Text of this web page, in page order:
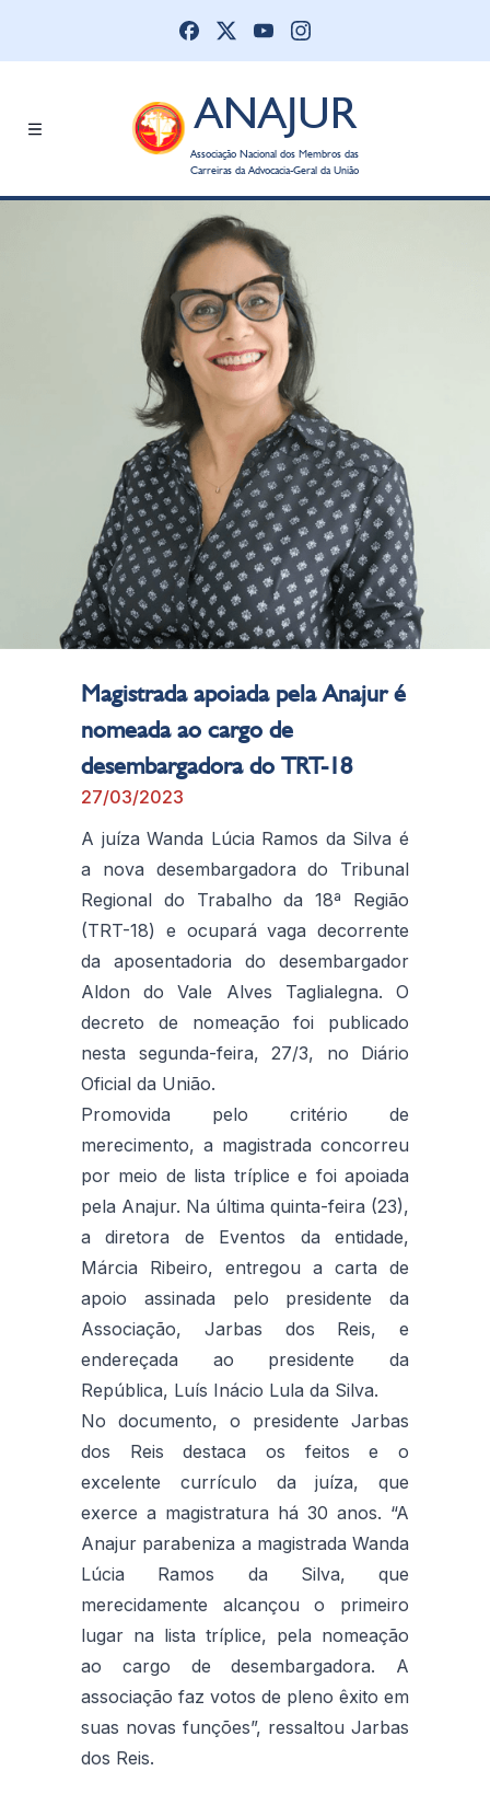
ANAJUR
Associação Nacional dos Membros das
Carreiras da Advocacia-Geral da União
Magistrada apoiada pela Anajur é
nomeada ao cargo de
desembargadora do TRT-18
27/03/2023
A juíza Wanda Lúcia Ramos da Silva é
a nova desembargadora do Tribunal
Regional do Trabalho da 18ª Região
(TRT-18) e ocupará vaga decorrente
da aposentadoria do desembargador
Aldon do Vale Alves Taglialegna. O
decreto de nomeação foi publicado
nesta segunda-feira, 27/3, no Diário
Oficial da União.
Promovida pelo critério de
merecimento, a magistrada concorreu
por meio de lista tríplice e foi apoiada
pela Anajur. Na última quinta-feira (23),
a diretora de Eventos da entidade,
Márcia Ribeiro, entregou a carta de
apoio assinada pelo presidente da
Associação, Jarbas dos Reis, e
endereçada ao presidente da
República, Luís Inácio Lula da Silva.
No documento, o presidente Jarbas
dos Reis destaca os feitos e o
excelente currículo da juíza, que
exerce a magistratura há 30 anos. “A
Anajur parabeniza a magistrada Wanda
Lúcia Ramos da Silva, que
merecidamente alcançou o primeiro
lugar na lista tríplice, pela nomeação
ao cargo de desembargadora. A
associação faz votos de pleno êxito em
suas novas funções”, ressaltou Jarbas
dos Reis.